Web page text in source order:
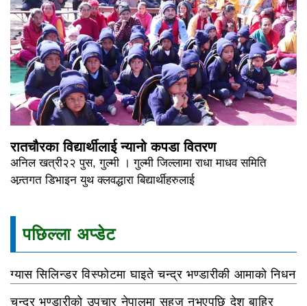
रातचौरका विद्यार्थीलाई न्यानो कपडा वितरण
अनिल खत्री२२ पुस, गुल्मी । गुल्मी जिल्लामा राधा माधव समिति
अन्र्तगत डिभाइन युथ क्लवद्धारा बिद्यार्थीहरुलाई
पछिल्ला अप्डेट
ग्यास सिलिन्डर विस्फोटमा घाइते चन्द्र भण्डारीकी आमाको निधन
चन्द्र भण्डारीको उपचार नेपालमा सहज नभएपछि देश बाहिर